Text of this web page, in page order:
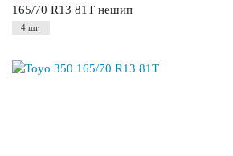
165/70 R13 81T нешип
4 шт.